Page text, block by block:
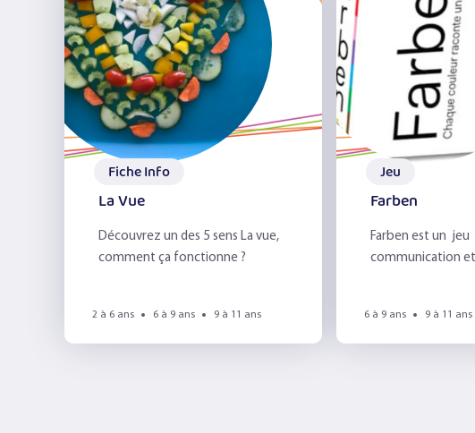
Fiche Info
La Vue
Découvrez un des 5 sens La vue,
comment ça fonctionne ?
2 à 6 ans 6 à 9 ans 9 à 11 ans
Jeu
Farben
Farben est un jeu
communication
6 à 9 ans 9 à 11 ans